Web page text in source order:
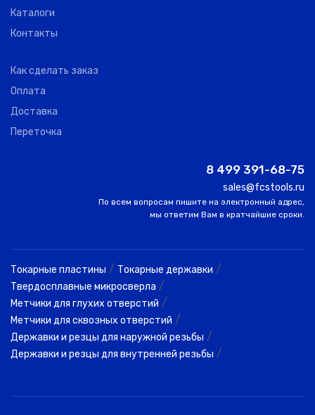
Каталоги
Контакты
Как сделать заказ
Оплата
Доставка
Переточка
8 499 391-68-75
sales@fcstools.ru
По всем вопросам пишите на электронный адрес,
мы ответим Вам в кратчайшие сроки.
Токарные пластины / Токарные державки /
Твердосплавные микросверла /
Метчики для глухих отверстий /
Метчики для сквозных отверстий /
Державки и резцы для наружной резьбы /
Державки и резцы для внутренней резьбы /